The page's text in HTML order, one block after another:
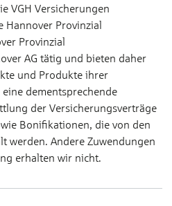
VGH Versicherungen
Hannover Provinzial
Provinzial
AG tätig und bieten daher
und Produkte ihrer
dementsprechende
der Versicherungsverträge
Bonifikationen, die von den
werden. Andere Zuwendungen
erhalten wir nicht.